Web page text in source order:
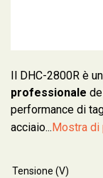
Il DHC-2800R è un
professionale
performance di
acciaio... Mostra di
Tensione (V)